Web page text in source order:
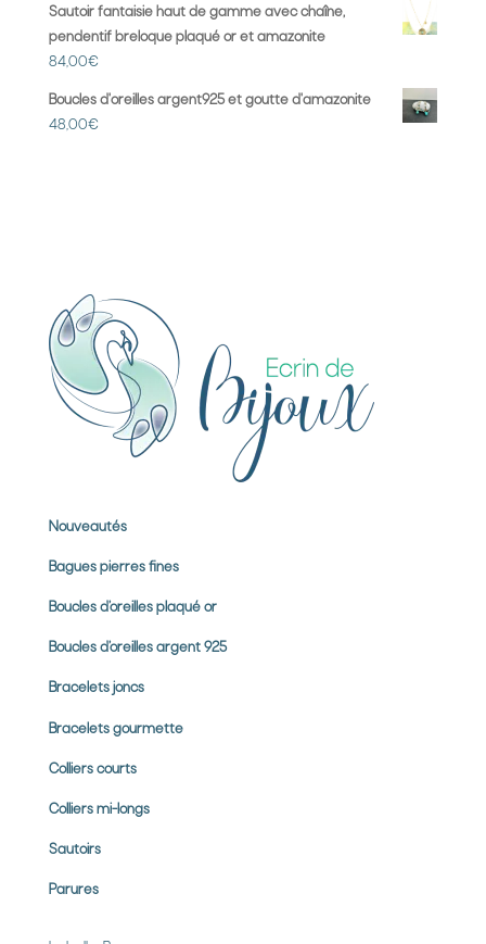
Sautoir fantaisie haut de gamme avec chaîne,
pendentif breloque plaqué or et amazonite
84,00€
Boucles d'oreilles argent925 et goutte d'amazonite
48,00€
Nouveautés
Bagues pierres fines
Boucles d’oreilles plaqué or
Boucles d’oreilles argent 925
Bracelets joncs
Bracelets gourmette
Colliers courts
Colliers mi-longs
Sautoirs
Parures